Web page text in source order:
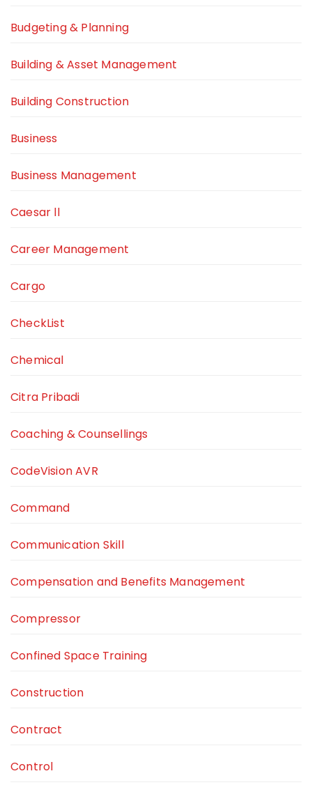
Budgeting & Planning
Building & Asset Management
Building Construction
Business
Business Management
Caesar ll
Career Management
Cargo
CheckList
Chemical
Citra Pribadi
Coaching & Counsellings
CodeVision AVR
Command
Communication Skill
Compensation and Benefits Management
Compressor
Confined Space Training
Construction
Contract
Control